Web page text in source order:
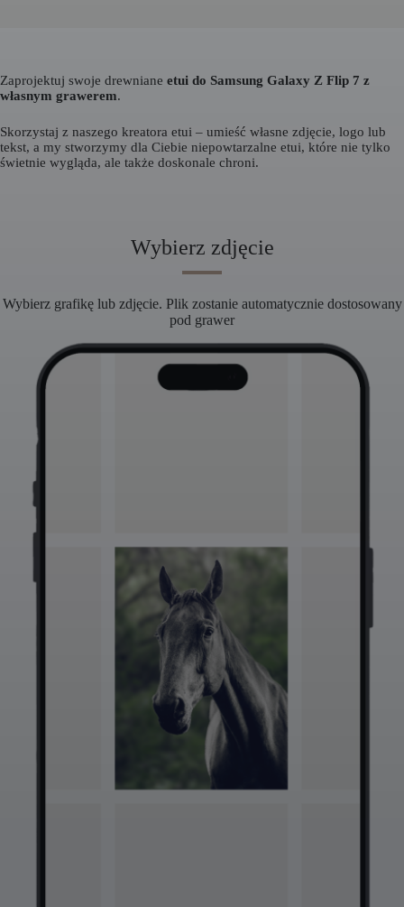
Zaprojektuj swoje drewniane etui do Samsung Galaxy Z Flip 7 z
własnym grawerem.
Skorzystaj z naszego kreatora etui – umieść własne zdjęcie, logo lub
tekst, a my stworzymy dla Ciebie niepowtarzalne etui, które nie tylko
świetnie wygląda, ale także doskonale chroni.
Wybierz zdjęcie
Wybierz grafikę lub zdjęcie. Plik zostanie automatycznie dostosowany
pod grawer